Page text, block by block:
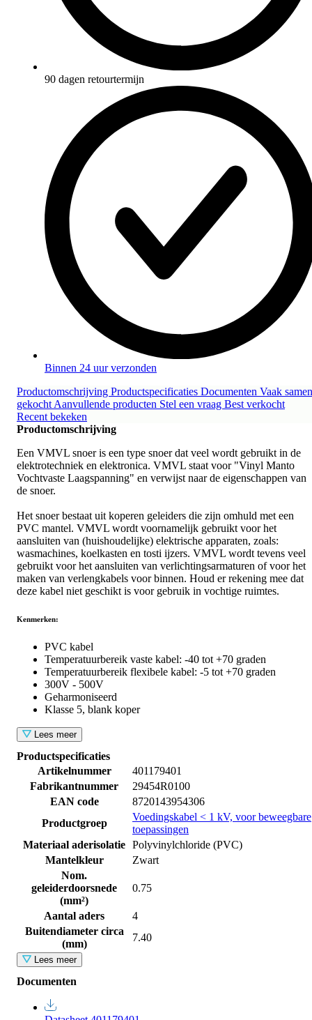
90 dagen retourtermijn
Binnen 24 uur verzonden
Productomschrijving Productspecificaties Documenten Vaak samen
gekocht Aanvullende producten Stel een vraag Best verkocht
Recent bekeken
Productomschrijving
Een VMVL snoer is een type snoer dat veel wordt gebruikt in de
elektrotechniek en elektronica. VMVL staat voor "Vinyl Manto
Vochtvaste Laagspanning" en verwijst naar de eigenschappen van
de snoer.
Het snoer bestaat uit koperen geleiders die zijn omhuld met een
PVC mantel. VMVL wordt voornamelijk gebruikt voor het
aansluiten van (huishoudelijke) elektrische apparaten, zoals:
wasmachines, koelkasten en tosti ijzers. VMVL wordt tevens veel
gebruikt voor het aansluiten van verlichtingsarmaturen of voor het
maken van verlengkabels voor binnen. Houd er rekening mee dat
deze kabel niet geschikt is voor gebruik in vochtige ruimtes.
Kenmerken:
PVC kabel
Temperatuurbereik vaste kabel: -40 tot +70 graden
Temperatuurbereik flexibele kabel: -5 tot +70 graden
300V - 500V
Geharmoniseerd
Klasse 5, blank koper
Lees meer
Productspecificaties
Artikelnummer
401179401
Fabrikantnummer
29454R0100
EAN code
8720143954306
Productgroep
Voedingskabel < 1 kV, voor beweegbare
toepassingen
Materiaal aderisolatie Polyvinylchloride (PVC)
Mantelkleur
Zwart
Nom.
geleiderdoorsnede
(mm²)
0.75
Aantal aders
4
Buitendiameter circa
(mm)
7.40
Lees meer
Documenten